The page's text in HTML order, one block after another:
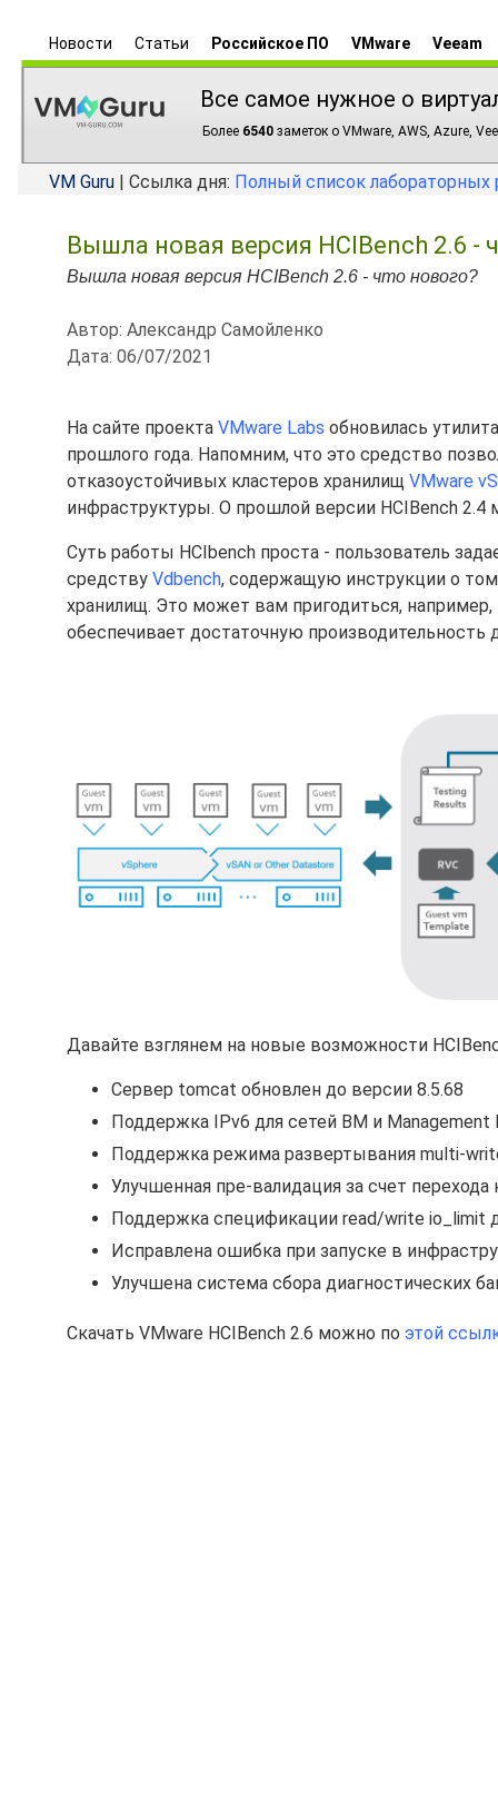
Новости Статьи Российское ПО VMware Veeam
Все самое нужное о
Более 6540 заметок о VMware, AWS, Azure,
VM Guru | Ссылка дня: Полный список лабораторных
Вышла новая версия HCIBench 2.6 -
Вышла новая версия HCIBench 2.6 - что нового?
Автор: Александр Самойленко
Дата: 06/07/2021
На сайте проекта VMware Labs обновилась
прошлого года. Напомним, что это средство
отказоустойчивых кластеров хранилищ VMware
инфраструктуры. О прошлой версии HCIBench
Суть работы HCIbench проста - пользователь
средству Vdbench, содержащую инструкции о
хранилищ. Это может вам пригодиться, например,
обеспечивает достаточную производительность
Давайте взглянем на новые возможности
Сервер tomcat обновлен до версии 8.5.68
Поддержка IPv6 для сетей ВМ и Management
Поддержка режима развертывания multi-
Улучшенная пре-валидация за счет перехода
Поддержка спецификации read/write io_limit
Исправлена ошибка при запуске в
Улучшена система сбора диагностических
Скачать VMware HCIBench 2.6 можно по этой